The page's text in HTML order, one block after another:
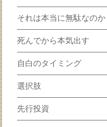
それは本当に無駄なのか
死んでから本気出す
自白のタイミング
選択肢
先行投資